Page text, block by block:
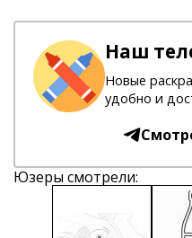
Наш
Новые
удобно и
Юзеры смотрели: